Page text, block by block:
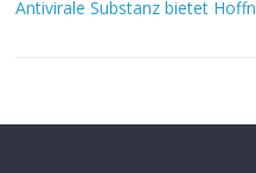
Antivirale Substanz bietet